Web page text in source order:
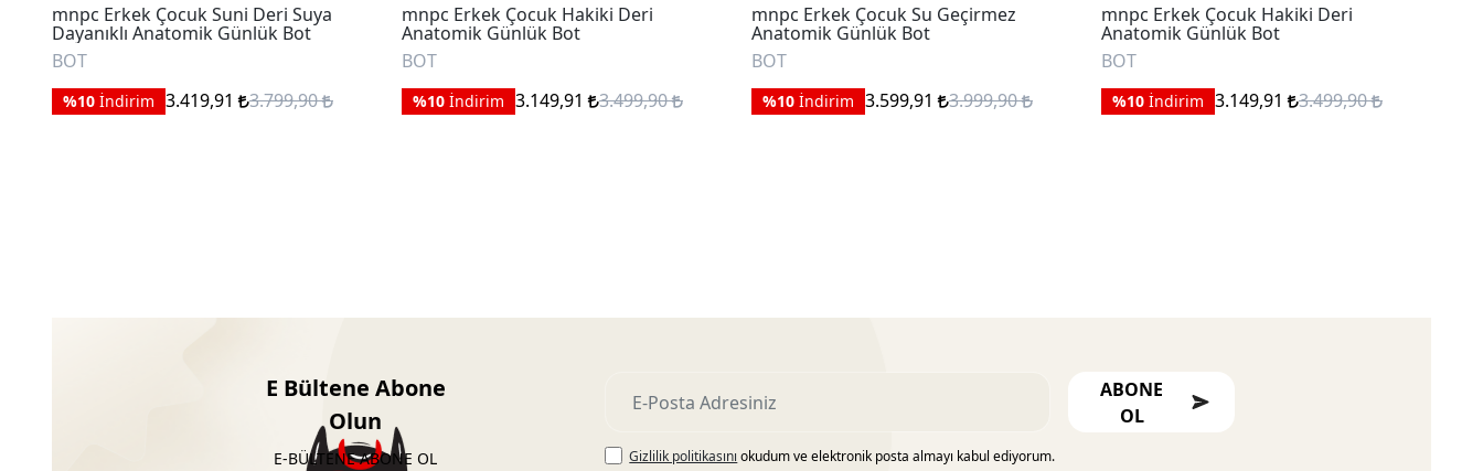
mnpc Erkek Çocuk Suni Deri Suya
Dayanıklı Anatomik Günlük Bot
BOT
%10 İndirim 3.419,91 3.799,90
mnpc Erkek Çocuk Hakiki Deri
Anatomik Günlük Bot
BOT
%10 İndirim 3.149,91 3.499,90
mnpc Erkek Çocuk Su Geçirmez
Anatomik Günlük Bot
BOT
%10 İndirim 3.599,91 3.999,90
mnpc Erkek Çocuk Hakiki Deri
Anatomik Günlük Bot
BOT
%10 İndirim 3.149,91 3.499,90
E Bültene Abone
Olun
E-BÜLTENE ABONE OL
ABONE
OL
Gizlilik politikasını okudum ve elektronik posta almayı kabul ediyorum.